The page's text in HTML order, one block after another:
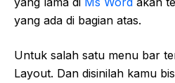
yang ada di bagian atas.
Untuk salah satu menu bar
Layout. Dan disinilah kamu